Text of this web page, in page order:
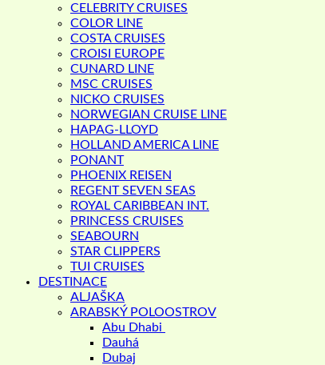
CELEBRITY CRUISES
COLOR LINE
COSTA CRUISES
CROISI EUROPE
CUNARD LINE
MSC CRUISES
NICKO CRUISES
NORWEGIAN CRUISE LINE
HAPAG-LLOYD
HOLLAND AMERICA LINE
PONANT
PHOENIX REISEN
REGENT SEVEN SEAS
ROYAL CARIBBEAN INT.
PRINCESS CRUISES
SEABOURN
STAR CLIPPERS
TUI CRUISES
DESTINACE
ALJAŠKA
ARABSKÝ POLOOSTROV
Abu Dhabi
Dauhá
Dubaj